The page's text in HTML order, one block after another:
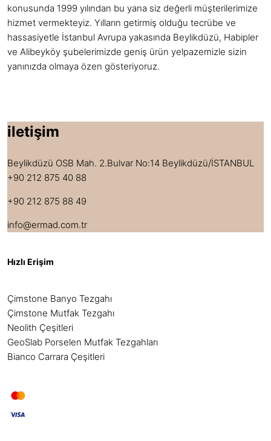
konusunda 1999 yılından bu yana siz değerli müşterilerimize
hizmet vermekteyiz. Yılların getirmiş olduğu tecrübe ve
hassasiyetle İstanbul Avrupa yakasında Beylikdüzü, Habipler
ve Alibeyköy şubelerimizde geniş ürün yelpazemizle sizin
yanınızda olmaya özen gösteriyoruz.
iletişim
Beylikdüzü OSB Mah. 2.Bulvar No:14 Beylikdüzü/İSTANBUL
+90 212 875 40 88
+90 212 875 88 49
info@ermad.com.tr
Hızlı Erişim
Çimstone Banyo Tezgahı
Çimstone Mutfak Tezgahı
Neolith Çeşitleri
GeoSlab Porselen Mutfak Tezgahları
Bianco Carrara Çeşitleri